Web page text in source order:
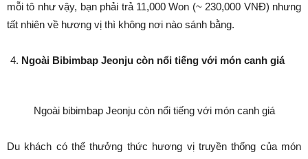
mỗi tô như vậy, bạn phải trả 11,000 Won (~ 230,000 VNĐ) nhưng
tất nhiên về hương vị thì không nơi nào sánh bằng.
Ngoài Bibimbap Jeonju còn nổi tiếng với món canh giá
Ngoài bibimbap Jeonju còn nổi tiếng với món canh giá
Du khách có thể thưởng thức hương vị truyền thống của món